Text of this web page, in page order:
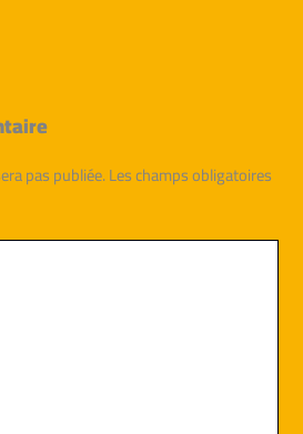
pas publiée.Les champs obligatoires